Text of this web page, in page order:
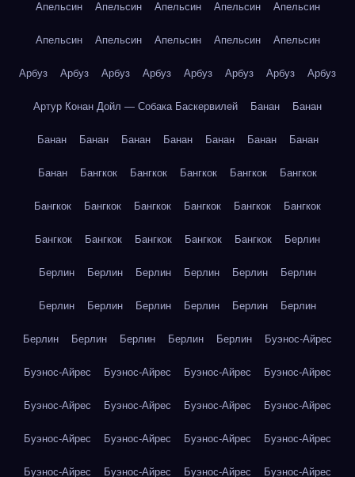
Апельсин Апельсин Апельсин Апельсин Апельсин
Апельсин Апельсин Апельсин Апельсин Апельсин
Арбуз Арбуз Арбуз Арбуз Арбуз Арбуз Арбуз Арбуз
Артур Конан Дойл — Собака Баскервилей Банан Банан
Банан Банан Банан Банан Банан Банан Банан
Банан Бангкок Бангкок Бангкок Бангкок Бангкок
Бангкок Бангкок Бангкок Бангкок Бангкок Бангкок
Бангкок Бангкок Бангкок Бангкок Бангкок Берлин
Берлин Берлин Берлин Берлин Берлин Берлин
Берлин Берлин Берлин Берлин Берлин Берлин
Берлин Берлин Берлин Берлин Берлин Буэнос-Айрес
Буэнос-Айрес Буэнос-Айрес Буэнос-Айрес Буэнос-Айрес
Буэнос-Айрес Буэнос-Айрес Буэнос-Айрес Буэнос-Айрес
Буэнос-Айрес Буэнос-Айрес Буэнос-Айрес Буэнос-Айрес
Буэнос-Айрес Буэнос-Айрес Буэнос-Айрес Буэнос-Айрес